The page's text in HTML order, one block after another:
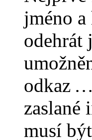
jméno
odehrát
odkaz
zaslané
musí